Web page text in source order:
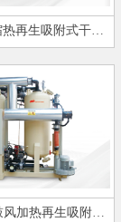
ICR系列 压缩热再生吸附式干燥机…
D-IBR系列 鼓风加热再生吸附式干…